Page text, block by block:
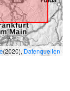
(2020), Datenquellen